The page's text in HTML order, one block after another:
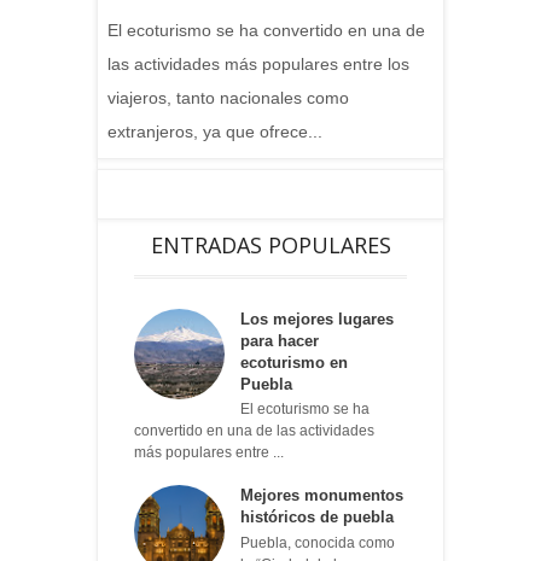
El ecoturismo se ha convertido en una de
las actividades más populares entre los
viajeros, tanto nacionales como
extranjeros, ya que ofrece...
ENTRADAS POPULARES
Los mejores lugares
para hacer
ecoturismo en
Puebla
El ecoturismo se ha
convertido en una de las actividades
más populares entre ...
Mejores monumentos
históricos de puebla
Puebla, conocida como